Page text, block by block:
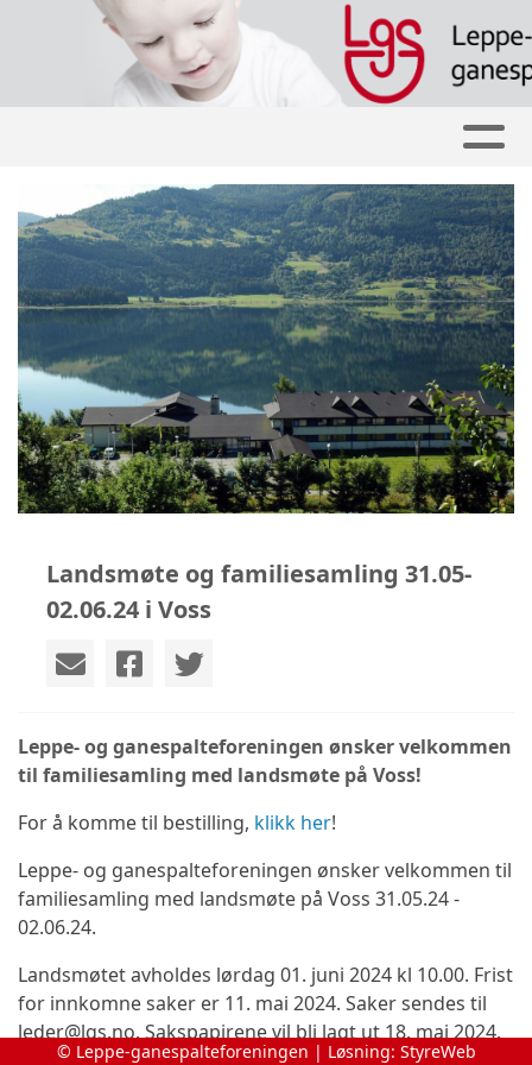
Landsmøte og familiesamling 31.05-
02.06.24 i Voss
Leppe- og ganespalteforeningen ønsker velkommen
til familiesamling med landsmøte på Voss!
For å komme til bestilling, klikk her!
Leppe- og ganespalteforeningen ønsker velkommen til
familiesamling med landsmøte på Voss 31.05.24 -
02.06.24.
Landsmøtet avholdes lørdag 01. juni 2024 kl 10.00. Frist
for innkomne saker er 11. mai 2024. Saker sendes til
leder@lgs.no. Sakspapirene vil bli lagt ut 18. mai 2024.
© Leppe-ganespalteforeningen | Løsning: StyreWeb